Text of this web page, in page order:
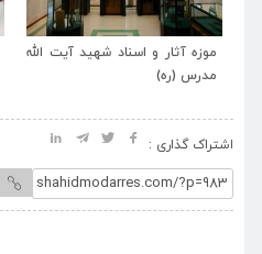
موزه آثار و اسناد شهید آیت الله
مدرس (ره)
اشتراک گذاری :